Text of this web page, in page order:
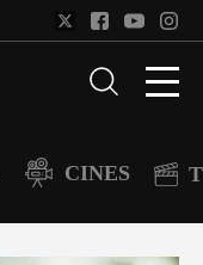
CINES